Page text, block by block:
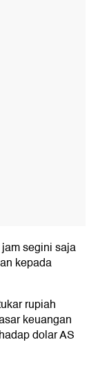
segini saja
kepada
rupiah
keuangan
dolar AS